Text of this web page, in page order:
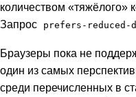
количеством «тяжёлого»
Запрос
prefers-reduced-
Браузеры пока не
один из самых
среди перечисленных в